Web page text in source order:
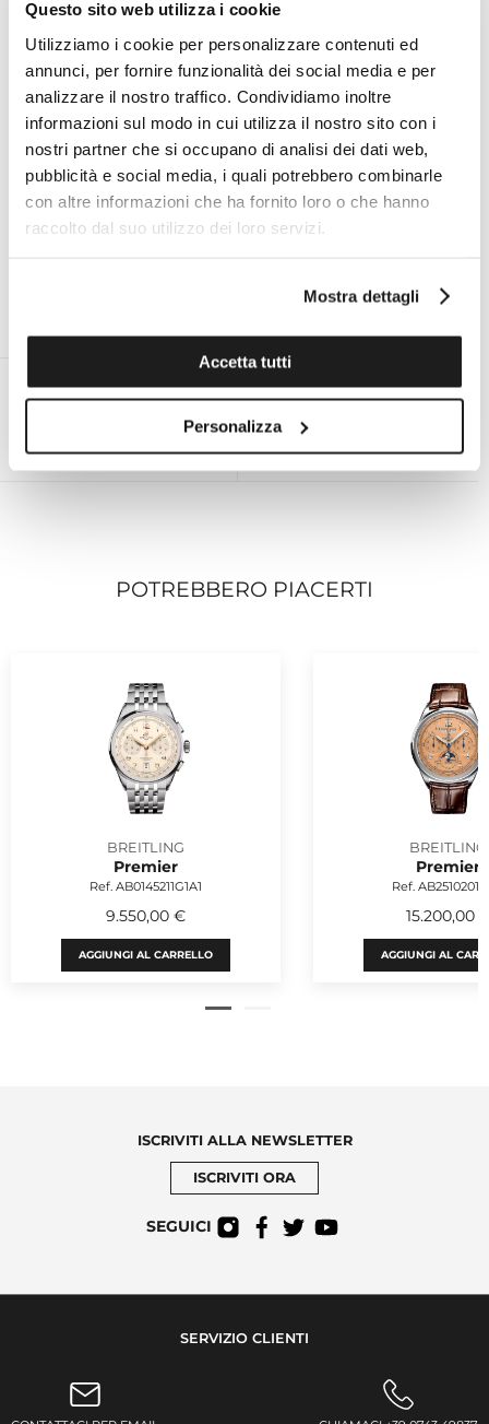
Questo sito web utilizza i cookie
Utilizziamo i cookie per personalizzare contenuti ed
annunci, per fornire funzionalità dei social media e per
analizzare il nostro traffico. Condividiamo inoltre
informazioni sul modo in cui utilizza il nostro sito con i
nostri partner che si occupano di analisi dei dati web,
pubblicità e social media, i quali potrebbero combinarle
con altre informazioni che ha fornito loro o che hanno
raccolto dal suo utilizzo dei loro servizi.
Mostra dettagli
Accetta tutti
Personalizza
Specifiche tecniche
I VANTAGGI DI ACQUISTARE DA TOMASINI
FRANCIA
DEMAND AL TUO SERVIZIO
PER TUTTE LE MARCHE
POTREBBERO PIACERTI
BREITLING
Premier
Ref. AB0145211G1A1
9.550,00 €
AGGIUNGI AL CARRELLO
BREITLING
Premier
Ref.
15.200,00
AGGIUNGI AL
ISCRIVITI ALLA NEWSLETTER
ISCRIVITI ORA
SEGUICI
SERVIZIO CLIENTI